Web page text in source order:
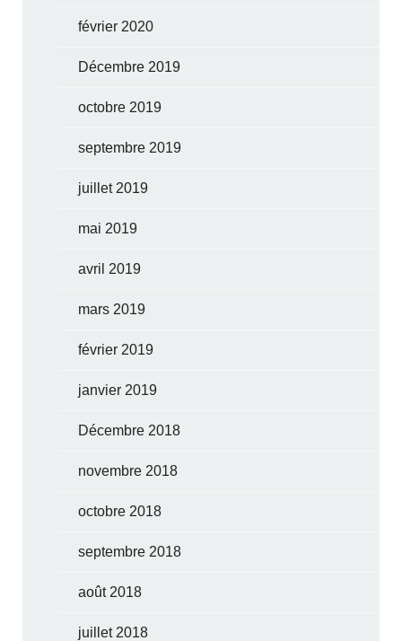
février 2020
Décembre 2019
octobre 2019
septembre 2019
juillet 2019
mai 2019
avril 2019
mars 2019
février 2019
janvier 2019
Décembre 2018
novembre 2018
octobre 2018
septembre 2018
août 2018
juillet 2018